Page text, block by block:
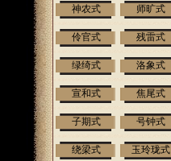
神农式 师旷式
伶官式 残雷式
绿绮式 洛象式
宣和式 焦尾式
子期式 号钟式
绕梁式 玉玲珑式